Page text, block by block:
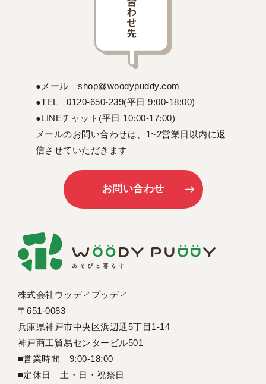
株式会社ウッディプッディ
〒651-0083
兵庫県神戸市中央区浜辺通5丁目1-14
神戸商工貿易センタービル501
■営業時間 9:00-18:00
■定休日 土・日・祝祭日
●メール shop@woodypuddy.com
●TEL 0120-650-239(平日 9:00-18:00)
●LINEチャット(平日 10:00-17:00)
メールのお問い合わせは、1~2営業日以内に返
信させていただきます
お問い合わせ